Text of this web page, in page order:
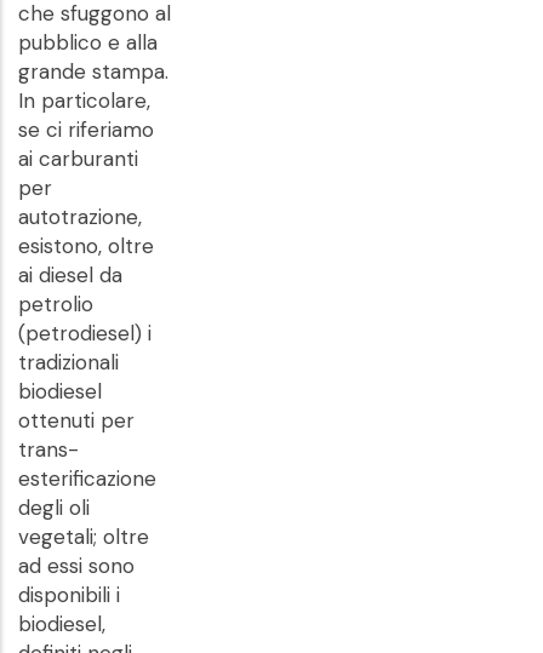
che sfuggono al
pubblico e alla
grande stampa.
In particolare,
se ci riferiamo
ai carburanti
per
autotrazione,
esistono, oltre
ai diesel da
petrolio
(petrodiesel) i
tradizionali
biodiesel
ottenuti per
trans-
esterificazione
degli oli
vegetali; oltre
ad essi sono
disponibili i
biodiesel,